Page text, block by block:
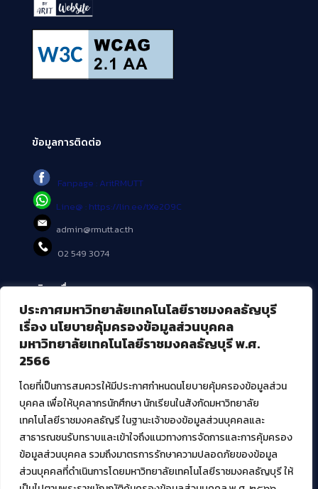
ประกาศมหาวิทยาลัยเทคโนโลยีราชมงคลธัญบุรี
เรื่อง นโยบายคุ้มครองข้อมูลส่วนบุคคล
มหาวิทยาลัยเทคโนโลยีราชมงคลธัญบุรี พ.ศ.
2566
โดยที่เป็นการสมควรให้มีประกาศกำหนดนโยบายคุ้มครองข้อมูลส่วน
บุคคล เพื่อให้บุคลากรนักศึกษา นักเรียนในสังกัดมหาวิทยาลัย
เทคโนโลยีราชมงคลธัญรี ในฐานะเจ้าของข้อมูลส่วนบุคคลและ
สาธารณชนรับทราบและเข้าใจถึงแนวทางการจัดการและการคุ้มครอง
ข้อมูลส่วนบุคคล รวมถึงมาตรการรักษาความปลอดภัยของข้อมูล
ส่วนบุคคลที่ดำเนินการโดยมหาวิทยาลัยเทคโนโลยีราชมงคลธัญบุรี ให้
ข้อมูลการติดต่อ
Fanpage : AritRMUTT
Line@ : https://lin.ee/tXe209C
admin@rmutt.ac.th
02 549 3074
บริการอื่นๆ ของ สวส.
ศูนย์สื่อดิจิทัล
ศูนย์นวัตกรรมและความรู้
ศูนย์พัฒนาและบริการนวัตกรรมดิจิทัล
สมัยใหม่ (MoSeC)
งานบริการวิชาการให้กับหน่วยงานภายนอก
โครงการส่งเสริมและพัฒนาผู้ประกอบการ SME โดย. มทร.ธัญบุรี
กิจกรรมการเชื่อมโยงเครือข่ายผู้ให้บริการเครื่องจักรกลทางการ
เกษตร ภายใต้โครงการส่งเสริมการรแปรรูปสินค้าเกษตรระดับชุมชน